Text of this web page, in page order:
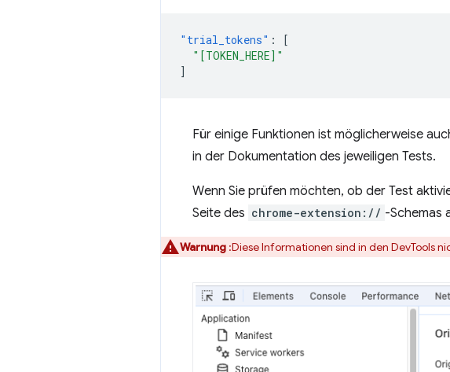
"trial_tokens" :
[
"[TOKEN_HERE]"
]
Für einige Funktionen ist möglicherweise
in der Dokumentation des jeweiligen Tests.
Wenn Sie prüfen möchten, ob der Test
Seite des chrome-extension:// -Schemas
Warnung :Diese Informationen sind in den DevTools